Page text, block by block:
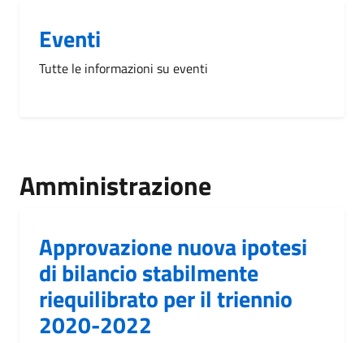
Eventi
Tutte le informazioni su eventi
Amministrazione
Approvazione nuova ipotesi
di bilancio stabilmente
riequilibrato per il triennio
2020-2022